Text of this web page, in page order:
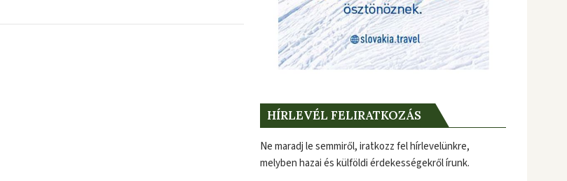
HÍRLEVÉL FELIRATKOZÁS
Ne maradj le semmiről, iratkozz fel hírlevelünkre,
melyben hazai és külföldi érdekességekről írunk.